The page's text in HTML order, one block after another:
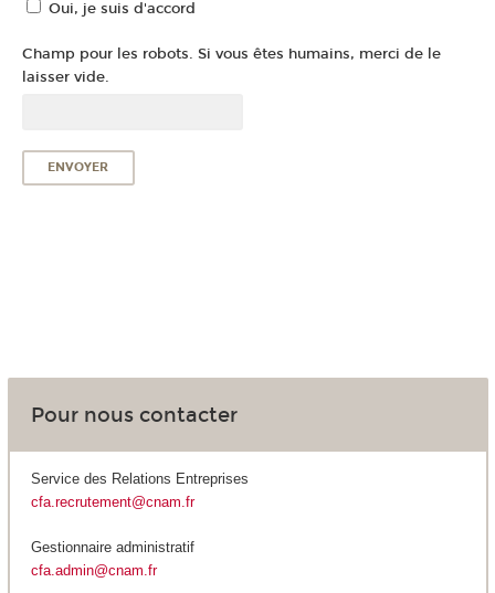
Oui, je suis d'accord
Champ pour les robots. Si vous êtes humains, merci de le
laisser vide.
Pour nous contacter
Service des Relations Entreprises
cfa.recrutement@cnam.fr
Gestionnaire administratif
cfa.admin@cnam.fr